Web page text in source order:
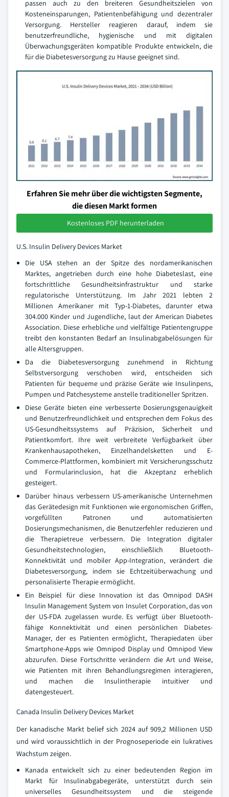
passen auch zu den breiteren Gesundheitszielen von
Kosteneinsparungen, Patientenbefähigung und dezentraler
Versorgung. Hersteller reagieren darauf, indem sie
benutzerfreundliche, hygienische und mit digitalen
Überwachungsgeräten kompatible Produkte entwickeln, die
für die Diabetesversorgung zu Hause geeignet sind.
Erfahren Sie mehr über die wichtigsten Segmente,
die diesen Markt formen
Kostenloses PDF herunterladen
U.S. Insulin Delivery Devices Market
Die USA stehen an der Spitze des nordamerikanischen
Marktes, angetrieben durch eine hohe Diabeteslast, eine
fortschrittliche Gesundheitsinfrastruktur und starke
regulatorische Unterstützung. Im Jahr 2021 lebten 2
Millionen Amerikaner mit Typ-1-Diabetes, darunter etwa
304.000 Kinder und Jugendliche, laut der American Diabetes
Association. Diese erhebliche und vielfältige Patientengruppe
treibt den konstanten Bedarf an Insulinabgabelösungen für
alle Altersgruppen.
Da die Diabetesversorgung zunehmend in Richtung
Selbstversorgung verschoben wird, entscheiden sich
Patienten für bequeme und präzise Geräte wie Insulinpens,
Pumpen und Patchesysteme anstelle traditioneller Spritzen.
Diese Geräte bieten eine verbesserte Dosierungsgenauigkeit
und Benutzerfreundlichkeit und entsprechen dem Fokus des
US-Gesundheitssystems auf Präzision, Sicherheit und
Patientkomfort. Ihre weit verbreitete Verfügbarkeit über
Krankenhausapotheken, Einzelhandelsketten und E-
Commerce-Plattformen, kombiniert mit Versicherungsschutz
und Formularinclusion, hat die Akzeptanz erheblich
gesteigert.
Darüber hinaus verbessern US-amerikanische Unternehmen
das Gerätedesign mit Funktionen wie ergonomischen Griffen,
vorgefüllten Patronen und automatisierten
Dosierungsmechanismen, die Benutzerfehler reduzieren und
die Therapietreue verbessern. Die Integration digitaler
Gesundheitstechnologien, einschließlich Bluetooth-
Konnektivität und mobiler App-Integration, verändert die
Diabetesversorgung, indem sie Echtzeitüberwachung und
personalisierte Therapie ermöglicht.
Ein Beispiel für diese Innovation ist das Omnipod DASH
Insulin Management System von Insulet Corporation, das von
der US-FDA zugelassen wurde. Es verfügt über Bluetooth-
fähige Konnektivität und einen persönlichen Diabetes-
Manager, der es Patienten ermöglicht, Therapiedaten über
Smartphone-Apps wie Omnipod Display und Omnipod View
abzurufen. Diese Fortschritte verändern die Art und Weise,
wie Patienten mit ihren Behandlungsregimen interagieren,
und machen die Insulintherapie intuitiver und
datengesteuert.
Canada Insulin Delivery Devices Market
Der kanadische Markt belief sich 2024 auf 909,2 Millionen USD
und wird voraussichtlich in der Prognoseperiode ein lukratives
Wachstum zeigen.
Kanada entwickelt sich zu einer bedeutenden Region im
Markt für Insulinabgabegeräte, unterstützt durch sein
universelles Gesundheitssystem und die steigende